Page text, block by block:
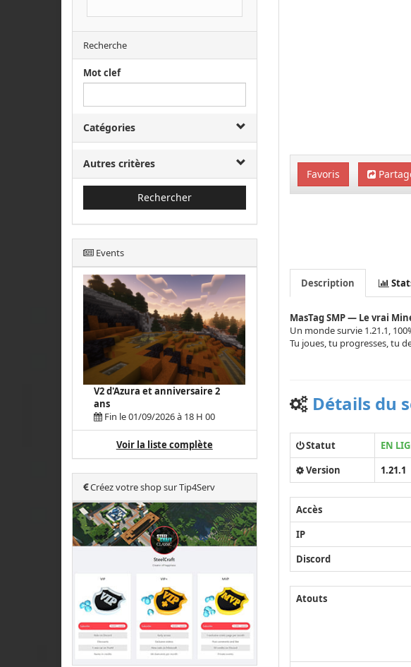
Recherche
Mot clef
Catégories
Autres critères
Rechercher
Events
V2 d'Azura et anniversaire 2
ans
Fin le 01/09/2026 à 18 H 00
Voir la liste complète
Créez votre shop sur Tip4Serv
Favoris
Description
MasTag SMP — Le vrai
Un monde survie 1.21.1,
Tu joues, tu progresses, tu
Détails du
Statut
EN
Version
1.21.1
Accès
IP
Discord
Atouts